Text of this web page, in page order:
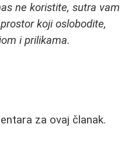
ne koristite, sutra vam
koji oslobodite,
i prilikama.
za ovaj članak.